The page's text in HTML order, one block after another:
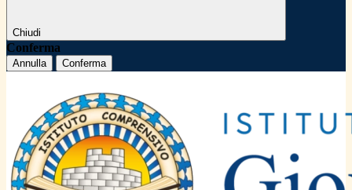
Chiudi
Conferma
Annulla Conferma